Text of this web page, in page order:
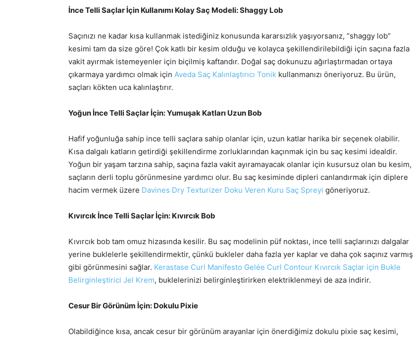
İnce Telli Saçlar İçin Kullanımı Kolay Saç Modeli: Shaggy Lob
Saçınızı ne kadar kısa kullanmak istediğiniz konusunda kararsızlık yaşıyorsanız, “shaggy lob”
kesimi tam da size göre! Çok katlı bir kesim olduğu ve kolayca şekillendirilebildiği için saçına fazla
vakit ayırmak istemeyenler için biçilmiş kaftandır. Doğal saç dokunuzu ağırlaştırmadan ortaya
çıkarmaya yardımcı olmak için Aveda Saç Kalınlaştırıcı Tonik kullanmanızı öneriyoruz. Bu ürün,
saçları kökten uca kalınlaştırır.
Yoğun İnce Telli Saçlar İçin: Yumuşak Katları Uzun Bob
Hafif yoğunluğa sahip ince telli saçlara sahip olanlar için, uzun katlar harika bir seçenek olabilir.
Kısa dalgalı katların getirdiği şekillendirme zorluklarından kaçınmak için bu saç kesimi idealdir.
Yoğun bir yaşam tarzına sahip, saçına fazla vakit ayıramayacak olanlar için kusursuz olan bu kesim,
saçların derli toplu görünmesine yardımcı olur. Bu saç kesiminde dipleri canlandırmak için diplere
hacim vermek üzere Davines Dry Texturizer Doku Veren Kuru Saç Spreyi göneriyoruz.
Kıvırcık İnce Telli Saçlar İçin: Kıvırcık Bob
Kıvırcık bob tam omuz hizasında kesilir. Bu saç modelinin püf noktası, ince telli saçlarınızı dalgalar
yerine buklelerle şekillendirmektir, çünkü bukleler daha fazla yer kaplar ve daha çok saçınız varmış
gibi görünmesini sağlar. Kerastase Curl Manifesto Gelée Curl Contour Kıvırcık Saçlar için Bukle
Belirginleştirici Jel Krem, buklelerinizi belirginleştirirken elektriklenmeyi de aza indirir.
Cesur Bir Görünüm İçin: Dokulu Pixie
Olabildiğince kısa, ancak cesur bir görünüm arayanlar için önerdiğimiz dokulu pixie saç kesimi,